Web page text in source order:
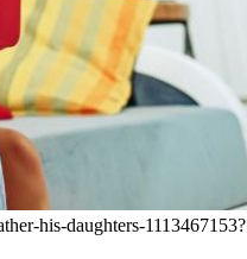
his-daughters-1113467153?